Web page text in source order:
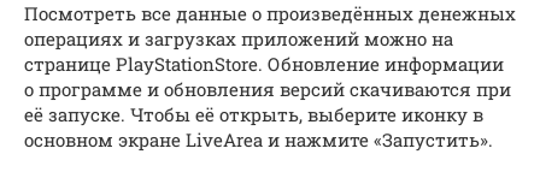
Посмотреть все данные о произведённых денежных
операциях и загрузках приложений можно на
странице PlayStationStore. Обновление информации
о программе и обновления версий скачиваются при
её запуске. Чтобы её открыть, выберите иконку в
основном экране LiveArea и нажмите «Запустить».